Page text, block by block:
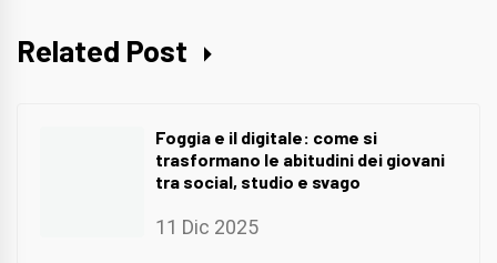
Related Post
Foggia e il digitale: come si
trasformano le abitudini dei giovani
tra social, studio e svago
11 Dic 2025